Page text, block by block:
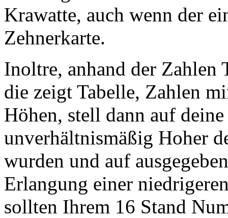
Krawatte, auch wenn der
Zehnerkarte.
Inoltre, anhand der Zahlen
die zeigt Tabelle, Zahlen
Höhen, stell dann auf
unverhältnismäßig Hoher
wurden und auf
Erlangung einer
sollten Ihrem 16 Stand